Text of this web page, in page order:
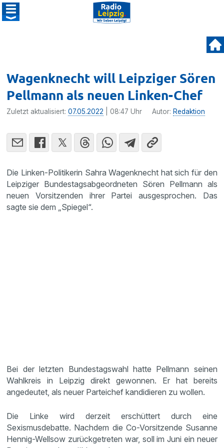
Wagenknecht will Leipziger Sören
Pellmann als neuen Linken-Chef
Zuletzt aktualisiert:07.05.2022 | 08:47 Uhr Autor: Redaktion
Die Linken-Politikerin Sahra Wagenknecht hat sich für den
Leipziger Bundestagsabgeordneten Sören Pellmann als
neuen Vorsitzenden ihrer Partei ausgesprochen. Das
sagte sie dem „Spiegel“.
Bei der letzten Bundestagswahl hatte Pellmann seinen
Wahlkreis in Leipzig direkt gewonnen. Er hat bereits
angedeutet, als neuer Parteichef kandidieren zu wollen.
Die Linke wird derzeit erschüttert durch eine
Sexismusdebatte. Nachdem die Co-Vorsitzende Susanne
Hennig-Wellsow zurückgetreten war, soll im Juni ein neuer